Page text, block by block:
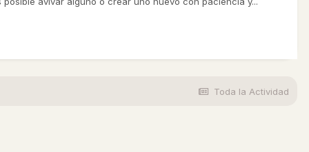
Toda la Actividad